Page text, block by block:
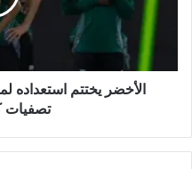
الأخضر يختتم استعداده
تصفيات